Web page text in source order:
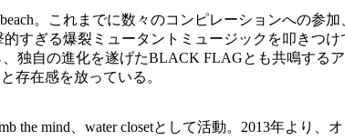
。これまでに数々のコンピレーションへの参
すぎる爆裂ミュータントミュージックを叩きつ
独自の進化を遂げたBLACK FLAGとも共鳴する
存在感を放っている。
mind、water closetとして活動。2013年より、